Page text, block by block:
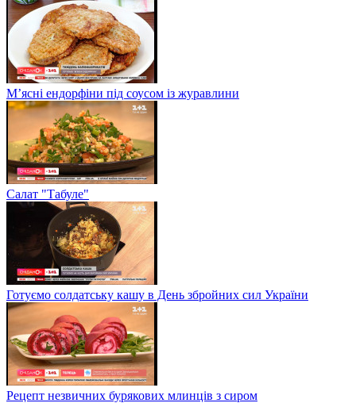
М’ясні ендорфіни під соусом із журавлини
Салат "Табуле"
Готуємо солдатську кашу в День збройних сил України
Рецепт незвичних бурякових млинців з сиром